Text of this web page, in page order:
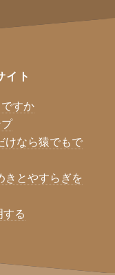
イト
すか
けなら猿でもで
きとやすらぎを
する